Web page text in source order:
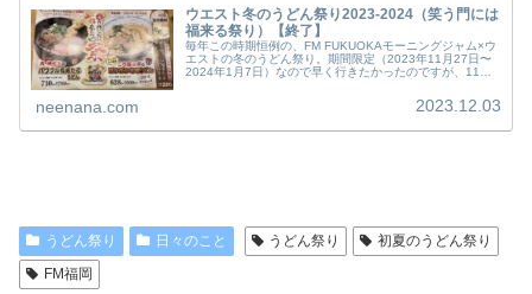
ウエスト冬のうどん祭り2023-2024（笑う門には
福来る祭り）【終了】
毎年この時期恒例の、FM FUKUOKAモーニングジャム×ウ
エストの冬のうどん祭り。期間限定（2023年11月27日〜
2024年1月7日）なので早く行きたかったのですが、11月
neenana.com 2023.12.03
うどん祭り 日々のこと うどん祭り
初夏のうどん祭り
FM福岡